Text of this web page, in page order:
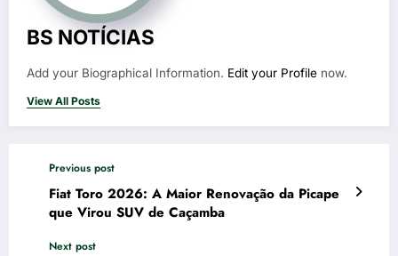
BS NOTÍCIAS
Add your Biographical Information. Edit your Profile now.
View All Posts
Previous post
Fiat Toro 2026: A Maior Renovação da Picape
que Virou SUV de Caçamba
Next post